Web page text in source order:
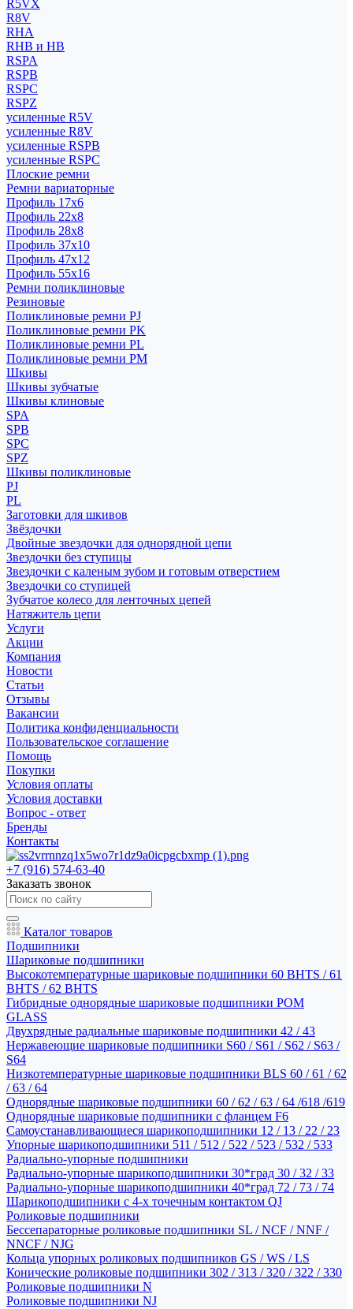
R5VX
R8V
RHA
RHB и HB
RSPA
RSPB
RSPC
RSPZ
усиленные R5V
усиленные R8V
усиленные RSPB
усиленные RSPC
Плоские ремни
Ремни вариаторные
Профиль 17x6
Профиль 22x8
Профиль 28x8
Профиль 37x10
Профиль 47x12
Профиль 55x16
Ремни поликлиновые
Резиновые
Поликлиновые ремни PJ
Поликлиновые ремни PK
Поликлиновые ремни PL
Поликлиновые ремни PM
Шкивы
Шкивы зубчатые
Шкивы клиновые
SPA
SPB
SPC
SPZ
Шкивы поликлиновые
PJ
PL
Заготовки для шкивов
Звёздочки
Двойные звездочки для однорядной цепи
Звездочки без ступицы
Звездочки с каленым зубом и готовым отверстием
Звездочки со ступицей
Зубчатое колесо для ленточных цепей
Натяжитель цепи
Услуги
Акции
Компания
Новости
Статьи
Отзывы
Вакансии
Политика конфиденциальности
Пользовательское соглашение
Помощь
Покупки
Условия оплаты
Условия доставки
Вопрос - ответ
Бренды
Контакты
+7 (916) 574-63-40
Заказать звонок
Каталог товаров
Подшипники
Шариковые подшипники
Высокотемпературные шариковые подшипники 60 BHTS / 61
BHTS / 62 BHTS
Гибридные однорядные шариковые подшипники POM
GLASS
Двухрядные радиальные шариковые подшипники 42 / 43
Нержавеющие шариковые подшипники S60 / S61 / S62 / S63 /
S64
Низкотемпературные шариковые подшипники BLS 60 / 61 / 62
/ 63 / 64
Однорядные шариковые подшипники 60 / 62 / 63 / 64 /618 /619
Однорядные шариковые подшипники с фланцем F6
Самоустанавливающиеся шарикоподшипники 12 / 13 / 22 / 23
Упорные шарикоподшипники 511 / 512 / 522 / 523 / 532 / 533
Радиально-упорные подшипники
Радиально-упорные шарикоподшипники 30*град 30 / 32 / 33
Радиально-упорные шарикоподшипники 40*град 72 / 73 / 74
Шарикоподшипники с 4-х точечным контактом QJ
Роликовые подшипники
Бессепараторные роликовые подшипники SL / NCF / NNF /
NNCF / NJG
Кольца упорных роликовых подшипников GS / WS / LS
Конические роликовые подшипники 302 / 313 / 320 / 322 / 330
Роликовые подшипники N
Роликовые подшипники NJ